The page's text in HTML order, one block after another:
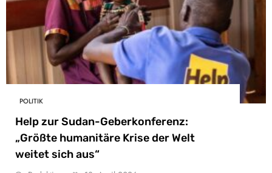
POLITIK
Help zur Sudan-Geberkonferenz:
„Größte humanitäre Krise der Welt
weitet sich aus“